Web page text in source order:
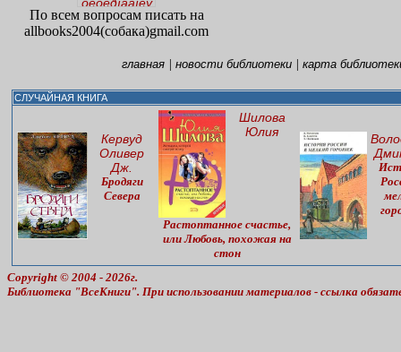
По всем вопросам писать на
allbooks2004(собака)gmail.com
главная| новости библиотеки| карта
СЛУЧАЙНАЯ КНИГА
Кервуд
Оливер
Дж.
Бродяги
Севера
Шилова
Юлия
Растоптанное счастье,
или Любовь, похожая на
стон
Copyright © 2004 - 2026г.
Библиотека "ВсеКниги". При использовании материалов - ссылка